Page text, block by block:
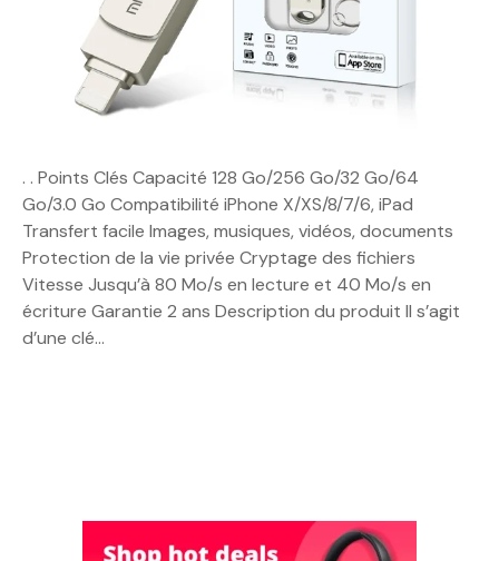
. . Points Clés Capacité 128 Go/256 Go/32 Go/64
Go/3.0 Go Compatibilité iPhone X/XS/8/7/6, iPad
Transfert facile Images, musiques, vidéos, documents
Protection de la vie privée Cryptage des fichiers
Vitesse Jusqu’à 80 Mo/s en lecture et 40 Mo/s en
écriture Garantie 2 ans Description du produit Il s’agit
d’une clé…